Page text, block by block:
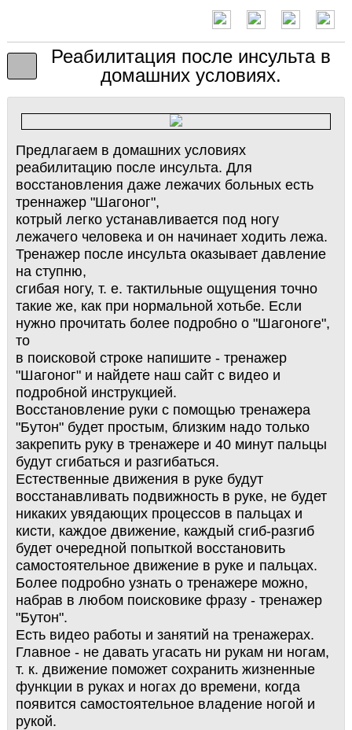
Реабилитация после инсульта в
домашних условиях.
Предлагаем в домашних условиях
реабилитацию после инсульта. Для
восстановления даже лежачих больных есть
треннажер "Шагоног",
котрый легко устанавливается под ногу
лежачего человека и он начинает ходить лежа.
Тренажер после инсульта оказывает давление
на ступню,
сгибая ногу, т. е. тактильные ощущения точно
такие же, как при нормальной хотьбе. Если
нужно прочитать более подробно о "Шагоноге",
то
в поисковой строке напишите - тренажер
"Шагоног" и найдете наш сайт с видео и
подробной инструкцией.
Восстановление руки с помощью тренажера
"Бутон" будет простым, близким надо только
закрепить руку в тренажере и 40 минут пальцы
будут сгибаться и разгибаться.
Естественные движения в руке будут
восстанавливать подвижность в руке, не будет
никаких увядающих процессов в пальцах и
кисти, каждое движение, каждый сгиб-разгиб
будет очередной попыткой восстановить
самостоятельное движение в руке и пальцах.
Более подробно узнать о тренажере можно,
набрав в любом поисковике фразу - тренажер
"Бутон".
Есть видео работы и занятий на тренажерах.
Главное - не давать угасать ни рукам ни ногам,
т. к. движение поможет сохранить жизненные
функции в руках и ногах до времени, когда
появится самостоятельное владение ногой и
рукой.